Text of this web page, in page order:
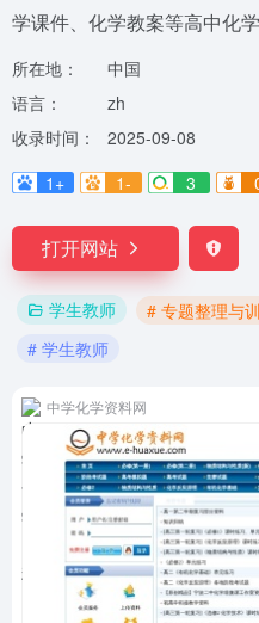
学课件、化学教案等高中化
所在地：
中国
语言：
zh
收录时间：
2025-09-08
1+
1- 3
打开网站
学生教师 # 专题整理与
# 学生教师
中学化学资料网